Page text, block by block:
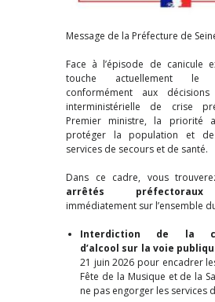
Message de la Préfecture de
Face à l’épisode de canicule
touche actuellement
conformément aux
interministérielle de crise
Premier ministre, la priorité
protéger la population et
services de secours et de santé.
Dans ce cadre, vous
arrêtés préfectoraux
immédiatement sur l’ensemble
Interdiction de la
d’alcool sur la voie
21 juin 2026 pour encadrer
Fête de la Musique et de la
ne pas engorger les services